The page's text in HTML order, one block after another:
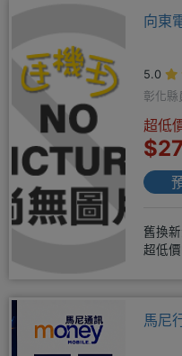
向東
5.0
彰化縣
超低
舊換
超低
馬尼